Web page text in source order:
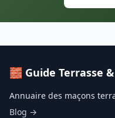
🧱 Guide Terrasse
Annuaire des maçons
Blog →